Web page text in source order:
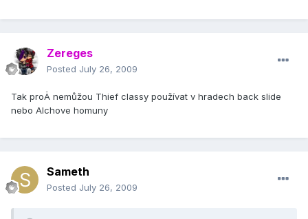
Zereges
Posted July 26, 2009
Tak proÄ nemůžou Thief classy použí­vat v hradech back slide
nebo Alchove homuny
Sameth
Posted July 26, 2009